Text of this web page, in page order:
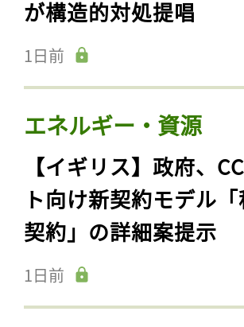
が構造的対処提唱
1日前
エネルギー・資源
【イギリス】政府、
ト向け新契約モデル
契約」の詳細案提示
1日前